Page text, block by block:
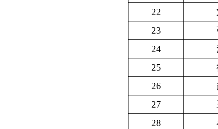
22
23
24
25
26
27
28